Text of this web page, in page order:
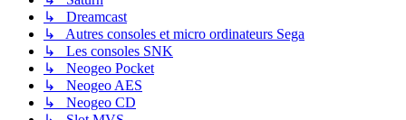
↳ Dreamcast
↳ Autres consoles et micro ordinateurs Sega
↳ Les consoles SNK
↳ Neogeo Pocket
↳ Neogeo AES
↳ Neogeo CD